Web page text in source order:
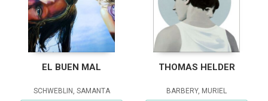
EL BUEN MAL
SCHWEBLIN, SAMANTA
THOMAS HELDER
BARBERY, MURIEL